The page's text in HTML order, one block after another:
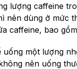
lượng caffeine
nên dùng ở mức
caffeine, bao
một lượng
nên uống